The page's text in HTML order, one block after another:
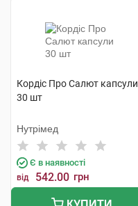
Кордіс Про Салют капсули
30 шт
Нутрімед
Є в наявності
від 542.00 грн